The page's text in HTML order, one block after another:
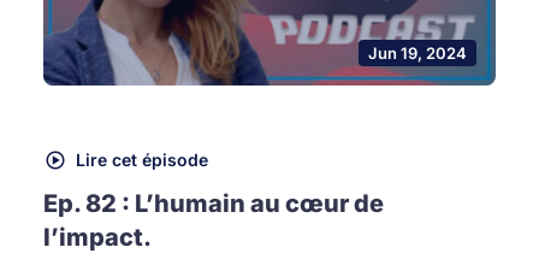
Jun 19, 2024
Lire cet épisode
Ep. 82 : L’humain au cœur de
l’impact.